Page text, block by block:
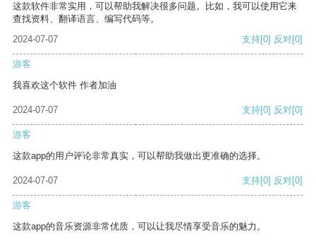
这款软件非常实用，可以帮助我解决很多问题。比如，我可以使用它来
查找资料、翻译语言、编写代码等。
2024-07-07
支持[0] 反对[0]
游客
我喜欢这个软件 作者加油
2024-07-07 支持[0] 反对[0]
游客
这款app的用户评论非常真实，可以帮助我做出更准确的选择。
2024-07-07 支持[0] 反对[0]
游客
这款app的音乐资源非常优质，可以让我尽情享受音乐的魅力。